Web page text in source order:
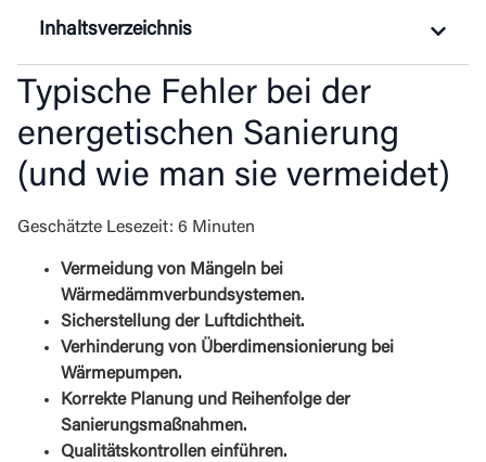
Inhaltsverzeichnis
Typische Fehler bei der
energetischen Sanierung
(und wie man sie vermeidet)
Geschätzte Lesezeit: 6 Minuten
Vermeidung von Mängeln bei
Wärmedämmverbundsystemen.
Sicherstellung der Luftdichtheit.
Verhinderung von Überdimensionierung bei
Wärmepumpen.
Korrekte Planung und Reihenfolge der
Sanierungsmaßnahmen.
Qualitätskontrollen einführen.